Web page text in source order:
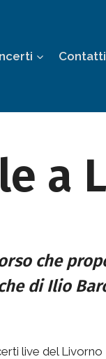
Contatti
a
che
di Ilio
live del Livorno